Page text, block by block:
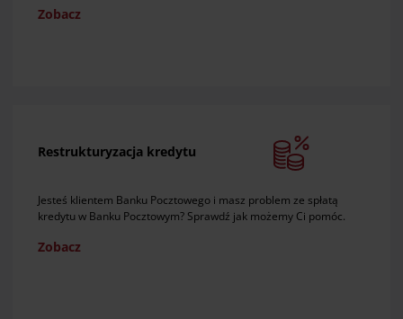
Zobacz
Restrukturyzacja kredytu
Jesteś klientem Banku Pocztowego i masz problem ze spłatą
kredytu w Banku Pocztowym? Sprawdź jak możemy Ci pomóc.
Zobacz